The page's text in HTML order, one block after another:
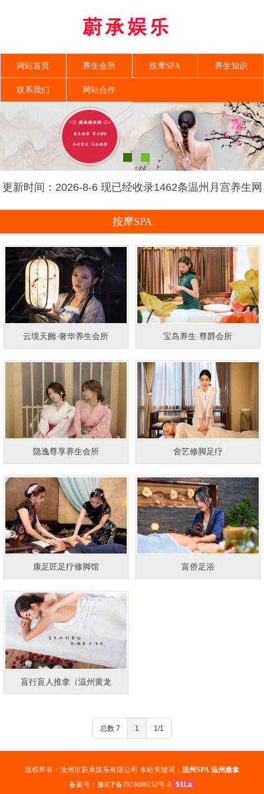
网站首页 养生会所 按摩SPA 养生知识
联系我们 网站合作
更新时间：2026-8-6 现已经收录1462条温州月宫养生网
信息
按摩SPA
云境天阙·奢华养生会所 宝岛养生·尊爵会所
隐逸尊享养生会所 舍艺修脚足疗
康足匠足疗修脚馆 富侨足浴
盲行盲人推拿（温州黄龙
总数 7 1 1/1
版权所有：汝州市蔚承娱乐有限公司 本站关键词： 温州SPA 温州桑拿
备案号： 豫ICP备2024086152号-8 51La